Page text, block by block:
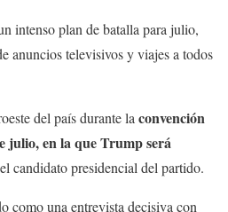
intenso plan de batalla para julio,
anuncios televisivos y viajes a todos
del país durante la convención
julio, en la que Trump será
candidato presidencial del partido.
como una entrevista decisiva con